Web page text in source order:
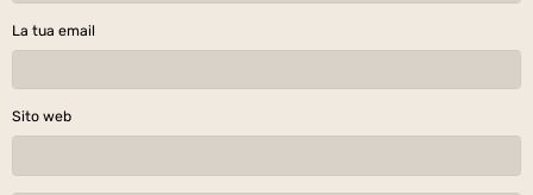
La tua email
Sito web